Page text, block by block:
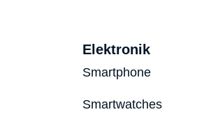
Elektronik
Smartphone
Smartwatches